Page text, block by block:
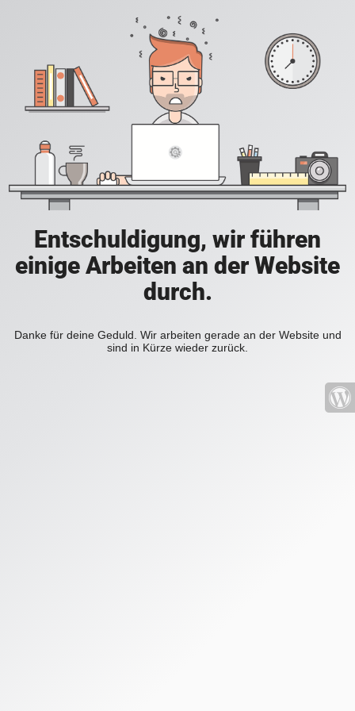
Entschuldigung, wir führen
einige Arbeiten an der Website
durch.
Danke für deine Geduld. Wir arbeiten gerade an der Website und
sind in Kürze wieder zurück.